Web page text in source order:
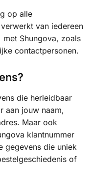
op alle
van iedereen
Shungova, zoals
contactpersonen.
die herleidbaar
aan jouw naam,
Maar ook
klantnummer
gegevens die uniek
of